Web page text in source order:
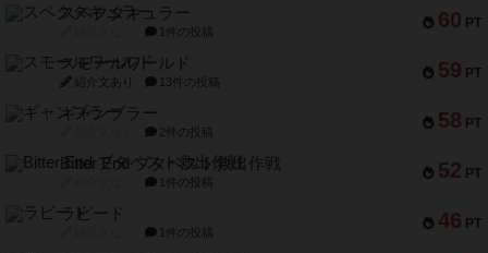
60 PT
スペクタキュラー
1件の投稿
59 PT
スモールワールド
紹介文あり 13件の投稿
58 PT
ギャンブラー
2件の投稿
52 PT
Bitter End ブタペスト救出作戦
1件の投稿
46 PT
ラピード
1件の投稿